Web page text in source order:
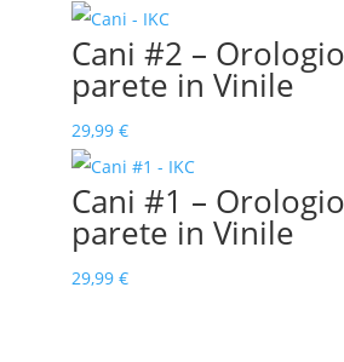
Cani #2 –
parete in Vinile
29,99 €
Cani #1 –
parete in Vinile
29,99 €